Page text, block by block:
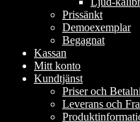
Prissänkt
Demoexemplar
Begagnat
Kassan
Mitt konto
Kundtjänst
Priser och
Leverans och